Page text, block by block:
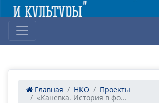
Главная НКО
Проекты
«Каневка. История в фо...